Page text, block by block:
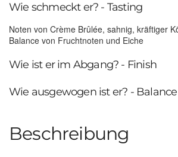
Wie schmeckt er? - Tasting
Noten von Crème Brûlée, sahnig, kräftiger
Balance von Fruchtnoten und Eiche
Wie ist er im Abgang? - Finish
Wie ausgewogen ist er? - Balance
Beschreibung